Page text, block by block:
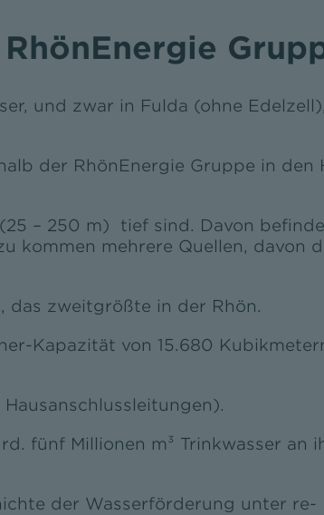
und zwar in Fulda (ohne Edelzell),
der RhönEnergie Gruppe in den
– 250 m) tief sind. Davon
kommen mehrere Quellen, davon
das zweitgrößte in der Rhön.
Kapazität von 15.680
fünf Millionen m³ Trinkwasser an
der Wasserförderung unter re-